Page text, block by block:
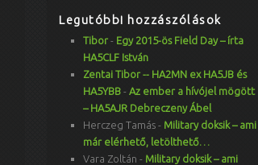
Legutóbbi hozzászólások
Tibor - Egy 2015-ös Field Day – írta
HA5CLF István
Zentai Tibor -- HA2MN ex HA5JB és
HA5YBB - Az ember a hívójel mögött
– HA5AJR Debreczeny Ábel
Herczeg Tamás - Military doksik – ami
már elérhető, letölthető…
Vara Zoltán - Military doksik – ami